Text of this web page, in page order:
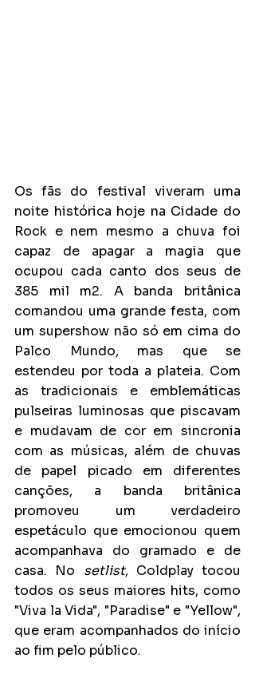
Os fãs do festival viveram uma
noite histórica hoje na Cidade do
Rock e nem mesmo a chuva foi
capaz de apagar a magia que
ocupou cada canto dos seus de
385 mil m2. A banda britânica
comandou uma grande festa, com
um supershow não só em cima do
Palco Mundo, mas que se
estendeu por toda a plateia. Com
as tradicionais e emblemáticas
pulseiras luminosas que piscavam
e mudavam de cor em sincronia
com as músicas, além de chuvas
de papel picado em diferentes
canções, a banda britânica
promoveu um verdadeiro
espetáculo que emocionou quem
acompanhava do gramado e de
casa. No setlist, Coldplay tocou
todos os seus maiores hits, como
"Viva la Vida", "Paradise" e "Yellow",
que eram acompanhados do início
ao fim pelo público.